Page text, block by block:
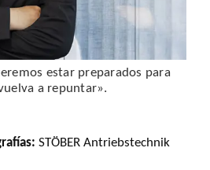
estar preparados para
a repuntar».
: STÖBER Antriebstechnik